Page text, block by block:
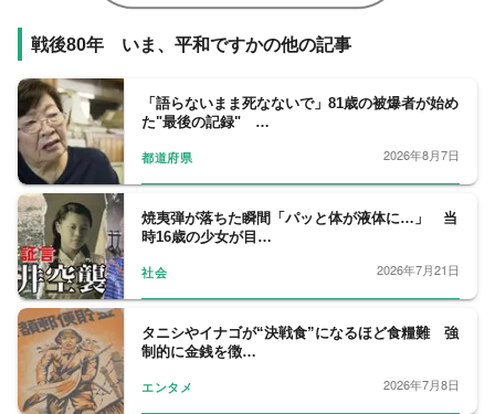
戦後80年 いま、平和ですかの他の記事
「語らないまま死なないで」81歳の被爆者が始め
た"最後の記録" …
都道府県 2026年8月7日
焼夷弾が落ちた瞬間「パッと体が液体に…」 当
時16歳の少女が目…
社会 2026年7月21日
タニシやイナゴが“決戦食”になるほど食糧難 強
制的に金銭を徴…
エンタメ 2026年7月8日